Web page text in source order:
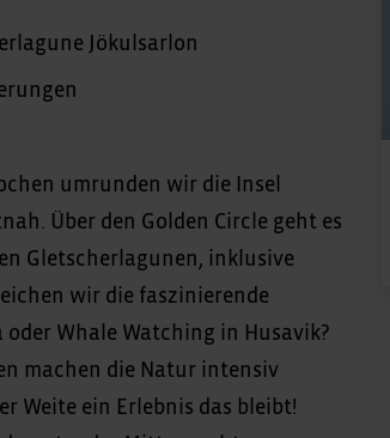
Jökulsarlon
umrunden wir die Insel
Über den Golden Circle geht es
Gletscherlagunen, inklusive
wir die faszinierende
Whale Watching in Husavik?
machen die Natur intensiv
Weite ein Erlebnis das bleibt!